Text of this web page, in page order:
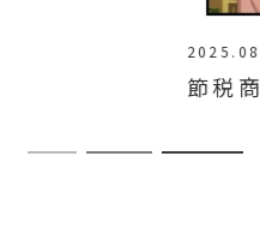
節税商品オプト用